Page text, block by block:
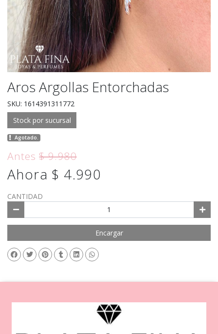
Aros Argollas Entorchadas
SKU: 1614391311772
Stock por sucursal
Agotado.
Antes$ 9.980
Ahora $ 4.990
CANTIDAD
Encargar